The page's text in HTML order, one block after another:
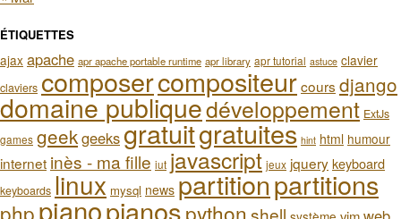
ÉTIQUETTES
ajax apache apr apache portable runtime apr library apr tutorial astuce clavier
claviers composercompositeurcours django
domaine publiquedéveloppement ExtJs
games geekgeeksgratuitgratuites hint html humour
internet inès - ma fille iut javascript jeux jquerykeyboard
keyboards linux mysql news partitionpartitions
phppianopianospython shell